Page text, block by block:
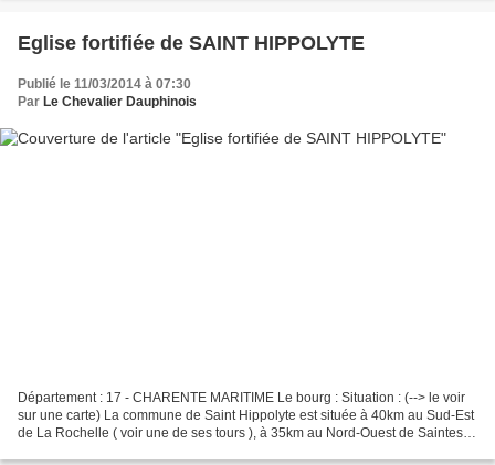
Eglise fortifiée de SAINT HIPPOLYTE
Publié le 11/03/2014 à 07:30
Par Le Chevalier Dauphinois
Département : 17 - CHARENTE MARITIME Le bourg : Situation : (--> le voir
sur une carte) La commune de Saint Hippolyte est située à 40km au Sud-Est
de La Rochelle ( voir une de ses tours ), à 35km au Nord-Ouest de Saintes, à